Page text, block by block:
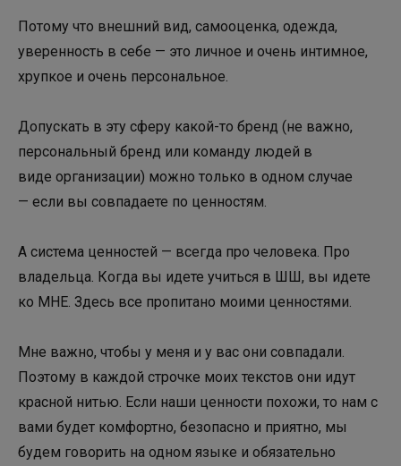
Потому что внешний вид, самооценка, одежда,
уверенность в себе — это личное и очень интимное,
хрупкое и очень персональное.
Допускать в эту сферу какой-то бренд (не важно,
персональный бренд или команду людей в
виде организации) можно только в одном случае
— если вы совпадаете по ценностям.
А система ценностей — всегда про человека. Про
владельца. Когда вы идете учиться в ШШ, вы идете
ко МНЕ. Здесь все пропитано моими ценностями.
Мне важно, чтобы у меня и у вас они совпадали.
Поэтому в каждой строчке моих текстов они идут
красной нитью. Если наши ценности похожи, то нам с
вами будет комфортно, безопасно и приятно, мы
будем говорить на одном языке и обязательно